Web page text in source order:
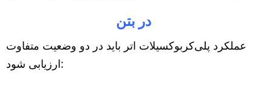
در بتن
عملکرد پلی‌کربوکسیلات اتر باید در دو وضعیت متفاوت
ارزیابی شود: